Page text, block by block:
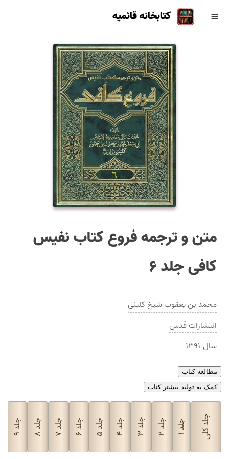
کتابخانه قائمیه
متن و ترجمه فروع کتاب نفیس
کافی جلد ۶
محمد بن یعقوب شیخ كلینی
انتشاراتقدس
سال ۱۳۹۱
مطالعه کتاب
کمک به تولید بیشتر کتاب
جلد کلی جلد
۱
جلد
۲
جلد
۳
جلد
۴
جلد
۵
جلد
۶
جلد
۷
جلد
۸
جلد
۹